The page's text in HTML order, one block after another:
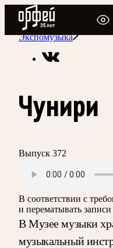
Радио Орфей
Радио классической
Экспомузыка
Чунири
Выпуск 372
В соответствии с
и перематывать
В Музее музыки
музыкальный